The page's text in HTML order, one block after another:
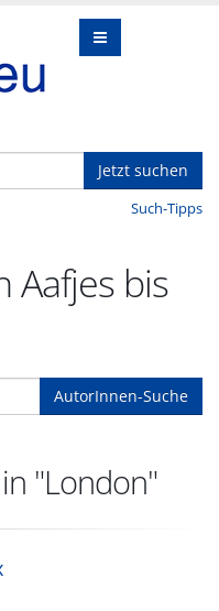
Jetzt suchen
Such-Tipps
Aafjes bis
AutorInnen-Suche
"London"